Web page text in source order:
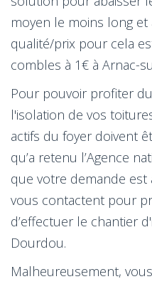
moyen le moins long
qualité/prix pour cela
combles à 1€ à Arnac-
Pour pouvoir profiter
l'isolation de vos
actifs du foyer doivent
qu’a retenu l’Agence
que votre demande est
vous contactent pour
d’effectuer le chantier
Dourdou.
Malheureusement,